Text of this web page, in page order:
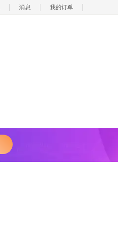
消息 我的订单